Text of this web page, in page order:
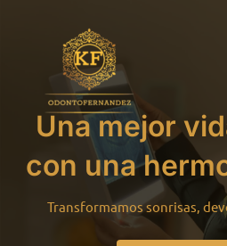
Una mejor
con una
Transformamos sonrisas,